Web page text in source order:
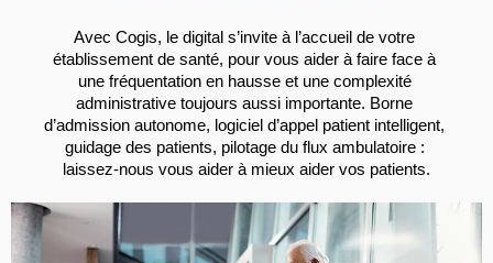
Avec Cogis, le digital s’invite à l’accueil de votre
établissement de santé, pour vous aider à faire face à
une fréquentation en hausse et une complexité
administrative toujours aussi importante. Borne
d’admission autonome, logiciel d’appel patient intelligent,
guidage des patients, pilotage du flux ambulatoire :
laissez-nous vous aider à mieux aider vos patients.